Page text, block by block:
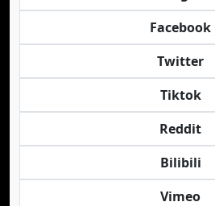
Facebook
Twitter
Tiktok
Reddit
Bilibili
Vimeo